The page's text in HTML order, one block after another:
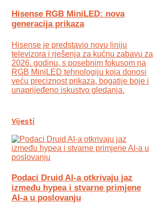
Hisense RGB MiniLED: nova
generacija prikaza
Hisense je predstavio novu liniju
televizora i rješenja za kućnu zabavu za
2026. godinu, s posebnim fokusom na
RGB MiniLED tehnologiju koja donosi
veću preciznost prikaza, bogatije boje i
unaprijeđeno iskustvo gledanja.
Vijesti
Podaci Druid AI-a otkrivaju jaz
između hypea i stvarne primjene
AI-a u poslovanju